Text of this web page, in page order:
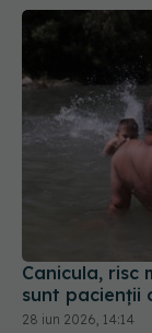
Canicula,
sunt pacienții